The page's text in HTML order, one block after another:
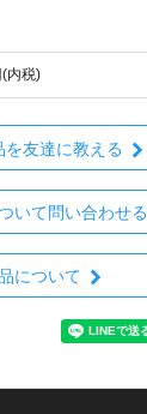
内税)
を友達に教える
いて問い合わせる
について